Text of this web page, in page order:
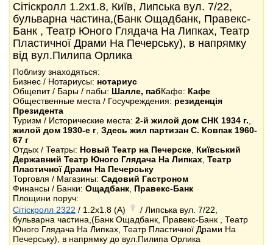
Сітіскролл 1.2x1.8, Київ, Липська вул. 7/22,
бульварна частина,(Банк Ощадбанк, Правекс-
Банк , Театр Юного Глядача На Липках, Театр
Пластичної Драми На Печерську), в напрямку
від вул.Пилипа Орлика
Поблизу знаходяться:
Бизнес / Нотариусы: нотариус
Общепит / Бары / пабы: Шалле, пабКафе: Кафе
Общественные места / Госучреждения: резиденція
Президента
Туризм / Исторические места: 2-й жилой дом СНК 1934 г.
жилой дом 1930-е г Здесь жил партизан С. Ковпак 1960-
67 г
Отдых / Театры: Новый Театр на Печерске Київський
Державний Театр Юного Глядача На Липках Театр
Пластичної Драми На Печерську
Торговля / Магазины: Садовий Гастроном
Финансы / Банки: Ощадбанк Правекс-Банк
Площини поруч:
Сітіскролл 2322 / 1.2x1.8 (A)
/ Липська вул. 7/22,
бульварна частина,(Банк Ощадбанк, Правекс-Банк , Театр
Юного Глядача На Липках, Театр Пластичної Драми На
Печерську), в напрямку до вул.Пилипа Орлика